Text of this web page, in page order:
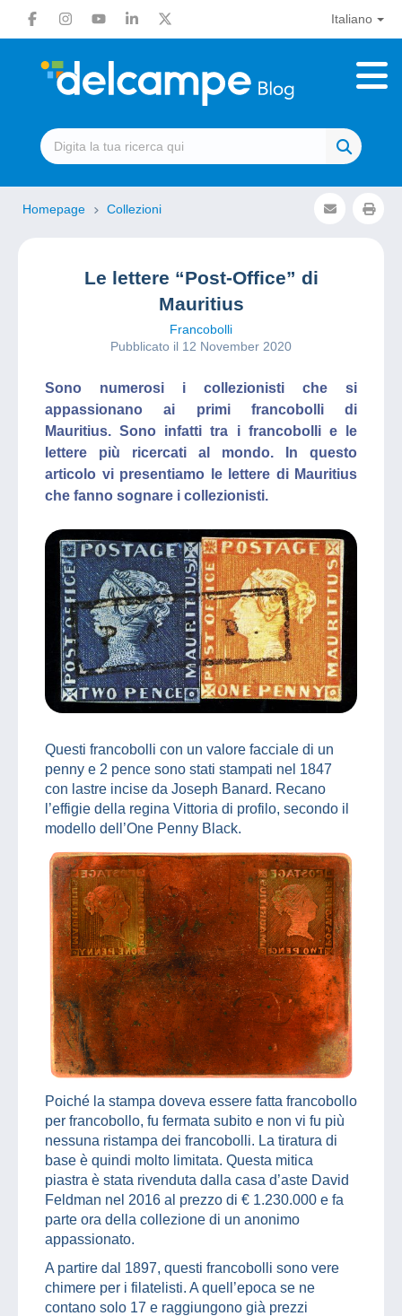
Italiano
Homepage Collezioni
Le lettere “Post-Office” di
Mauritius
Francobolli
Pubblicato il 12 November 2020
Sono numerosi i collezionisti che si
appassionano ai primi francobolli di
Mauritius. Sono infatti tra i francobolli e le
lettere più ricercati al mondo. In questo
articolo vi presentiamo le lettere di Mauritius
che fanno sognare i collezionisti.
Questi francobolli con un valore facciale di un
penny e 2 pence sono stati stampati nel 1847
con lastre incise da Joseph Banard. Recano
l’effigie della regina Vittoria di profilo, secondo il
modello dell’One Penny Black.
Poiché la stampa doveva essere fatta francobollo
per francobollo, fu fermata subito e non vi fu più
nessuna ristampa dei francobolli. La tiratura di
base è quindi molto limitata. Questa mitica
piastra è stata rivenduta dalla casa d’aste David
Feldman nel 2016 al prezzo di € 1.230.000 e fa
parte ora della collezione di un anonimo
appassionato.
A partire dal 1897, questi francobolli sono vere
chimere per i filatelisti. A quell’epoca se ne
contano solo 17 e raggiungono già prezzi